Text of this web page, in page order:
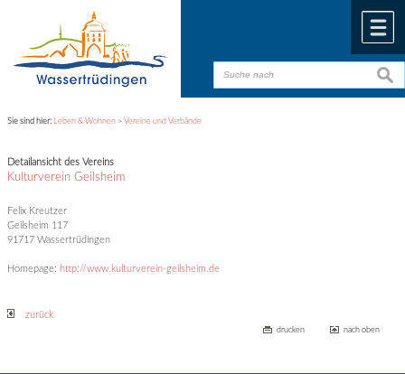
Sie sind hier: Leben & Wohnen >Vereine und Verbände
Detailansicht des Vereins
Kulturverein Geilsheim
Felix Kreutzer
Geilsheim 117
91717 Wassertrüdingen
Homepage: http://www.kulturverein-geilsheim.de
zurück
drucken nach oben